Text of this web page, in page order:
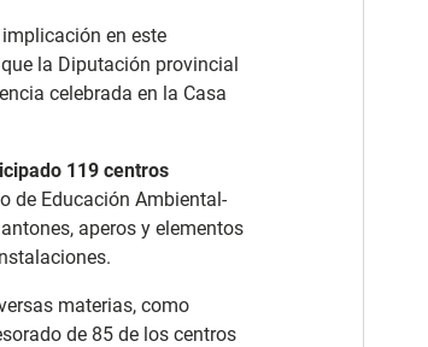
en este
la Diputación provincial
celebrada en la Casa
119 centros
de Educación Ambiental-
aperos y elementos
materias, como
de 85 de los centros